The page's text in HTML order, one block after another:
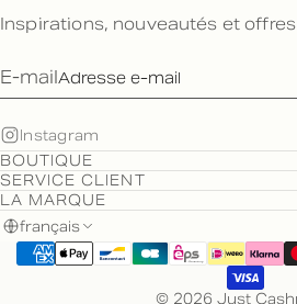
Inspirations, nouveautés et
E-mail
Instagram
BOUTIQUE
SERVICE CLIENT
LA MARQUE
français
© 2026 Just